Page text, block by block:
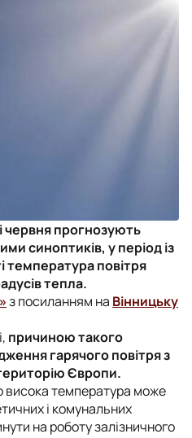
червня прогнозують
синоптиків, у період із
температура повітря
тепла.
з посиланням на Вінницьку
причиною такого
гарячого повітря з
Європи.
висока температура може
і комунальних
на роботу залізничного